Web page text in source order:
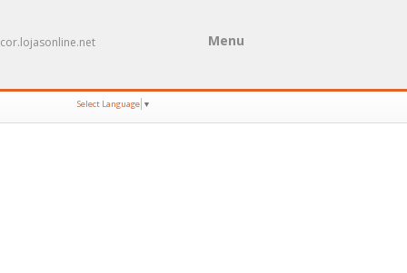
Menu
Select Language ▼